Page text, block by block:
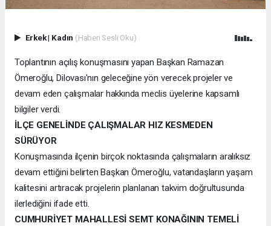
Erkek| Kadın (Haberi Sesli Oku)
Toplantının açılış konuşmasını yapan Başkan Ramazan
Ömeroğlu, Dilovası'nın geleceğine yön verecek projeler ve
devam eden çalışmalar hakkında meclis üyelerine kapsamlı
bilgiler verdi.
İLÇE GENELİNDE ÇALIŞMALAR HIZ KESMEDEN
SÜRÜYOR
Konuşmasında ilçenin birçok noktasında çalışmaların aralıksız
devam ettiğini belirten Başkan Ömeroğlu, vatandaşların yaşam
kalitesini artıracak projelerin planlanan takvim doğrultusunda
ilerlediğini ifade etti.
CUMHURİYET MAHALLESİ SEMT KONAĞININ TEMELİ